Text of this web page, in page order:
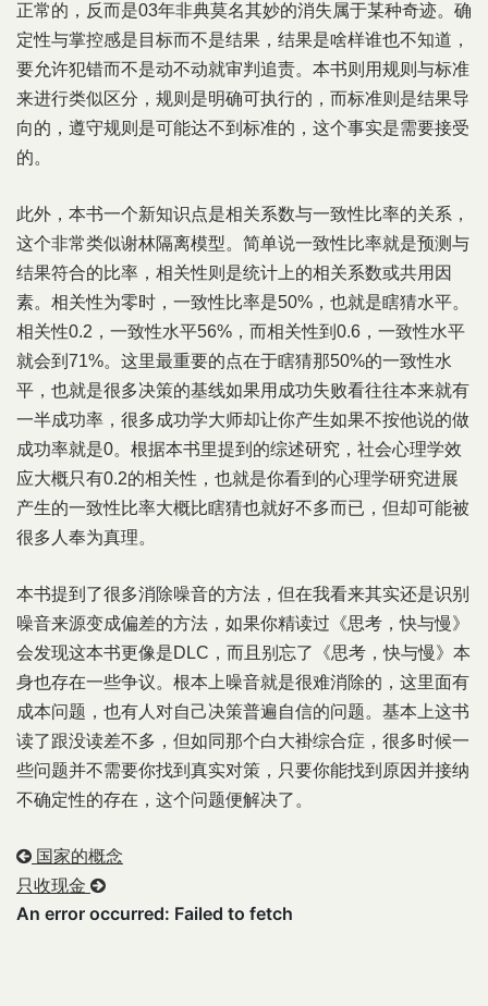
正常的，反而是03年非典莫名其妙的消失属于某种奇迹。确
定性与掌控感是目标而不是结果，结果是啥样谁也不知道，
要允许犯错而不是动不动就审判追责。本书则用规则与标准
来进行类似区分，规则是明确可执行的，而标准则是结果导
向的，遵守规则是可能达不到标准的，这个事实是需要接受
的。
此外，本书一个新知识点是相关系数与一致性比率的关系，
这个非常类似谢林隔离模型。简单说一致性比率就是预测与
结果符合的比率，相关性则是统计上的相关系数或共用因
素。相关性为零时，一致性比率是50%，也就是瞎猜水平。
相关性0.2，一致性水平56%，而相关性到0.6，一致性水平
就会到71%。这里最重要的点在于瞎猜那50%的一致性水
平，也就是很多决策的基线如果用成功失败看往往本来就有
一半成功率，很多成功学大师却让你产生如果不按他说的做
成功率就是0。根据本书里提到的综述研究，社会心理学效
应大概只有0.2的相关性，也就是你看到的心理学研究进展
产生的一致性比率大概比瞎猜也就好不多而已，但却可能被
很多人奉为真理。
本书提到了很多消除噪音的方法，但在我看来其实还是识别
噪音来源变成偏差的方法，如果你精读过《思考，快与慢》
会发现这本书更像是DLC，而且别忘了《思考，快与慢》本
身也存在一些争议。根本上噪音就是很难消除的，这里面有
成本问题，也有人对自己决策普遍自信的问题。基本上这书
读了跟没读差不多，但如同那个白大褂综合症，很多时候一
些问题并不需要你找到真实对策，只要你能找到原因并接纳
不确定性的存在，这个问题便解决了。
国家的概念
只收现金